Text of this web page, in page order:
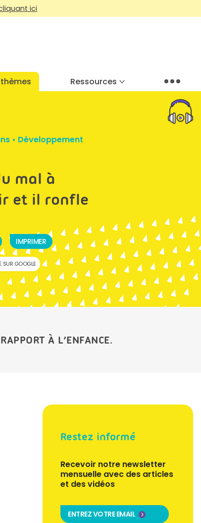
ici
Ressources Menu
• Développement
mal à
et il ronfle
IMPRIMER
SUR GOOGLE
À L’ENFANCE.
Restez informé
Recevoir notre newsletter
mensuelle avec des articles
et des vidéos
ENTREZ VOTRE EMAIL